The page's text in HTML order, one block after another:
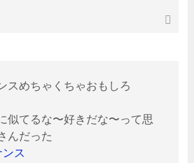
スめちゃくちゃおもしろ
似てるな〜好きだな〜って思
んだった
ス